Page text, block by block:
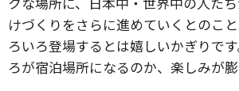
けづくりをさらに進めていくとのこ
ろいろ登場するとは嬉しいかぎりで
ろが宿泊場所になるのか、楽しみが